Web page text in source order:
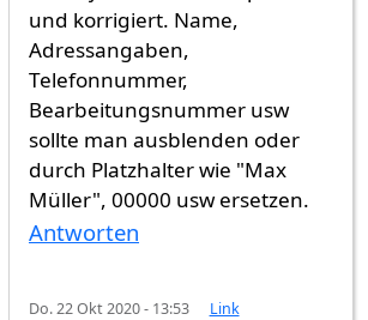
und korrigiert. Name,
Adressangaben,
Telefonnummer,
Bearbeitungsnummer usw
sollte man ausblenden oder
durch Platzhalter wie "Max
Müller", 00000 usw ersetzen.
Antworten
Do. 22 Okt 2020 - 13:53 Link